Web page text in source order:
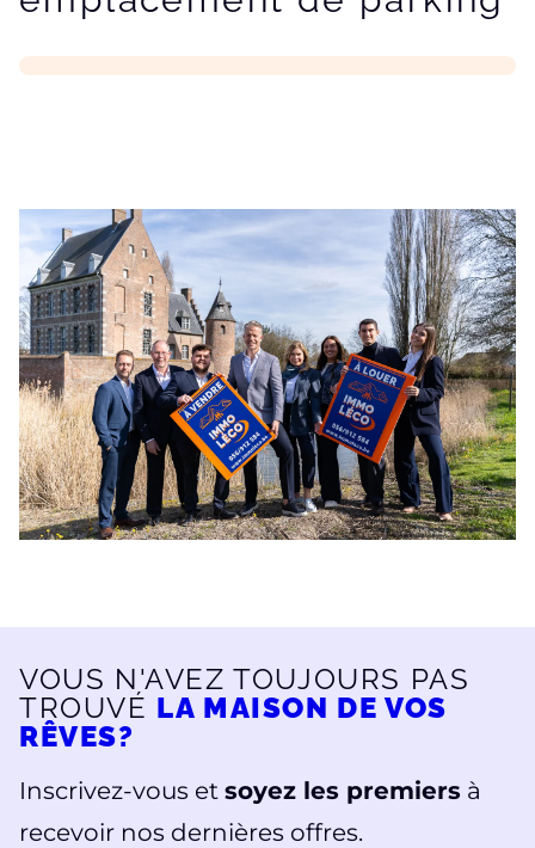
VOUS N'AVEZ TOUJOURS PAS
TROUVÉ LA MAISON DE VOS
RÊVES?
Inscrivez-vous et soyez les premiers à
recevoir nos dernières offres.